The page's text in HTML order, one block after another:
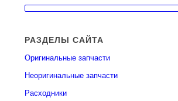
РАЗДЕЛЫ САЙТА
Оригинальные запчасти
Неоригинальные запчасти
Расходники